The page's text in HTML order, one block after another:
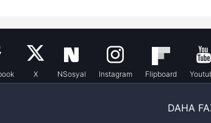
X NSosyal Instagram Flipboard
DAHA